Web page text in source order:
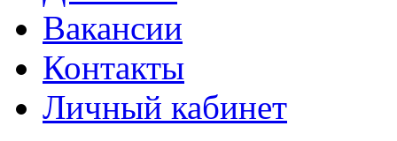
Вакансии
Контакты
Личный кабинет